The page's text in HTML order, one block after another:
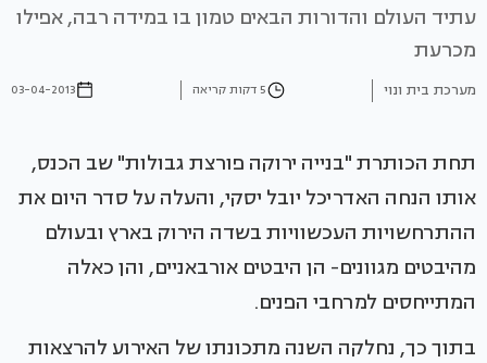
עתיד העולם והדורות הבאים טמון בו במידה רבה, אפילו
מכרעת
מערכת בית ונוי 5 דקות קריאה 03-04-2013
תחת הכותרת "בנייה ירוקה פורצת גבולות" שב הכנס,
אותו הנחה האדריכל יובל יסקי, והעלה על סדר היום את
ההתרחשויות העכשוויות בשדה הירוק בארץ ובעולם
מהיבטים מגוונים- הן היבטים אורבאניים, והן כאלה
המתייחסים למרחבי הפנים.
בתוך כך, נחלקה השנה מתכונתו של האירוע להרצאות